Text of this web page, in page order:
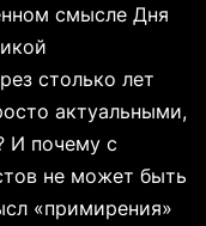
смысле Дня
столько лет
актуальными,
И почему с
не может быть
«примирения»